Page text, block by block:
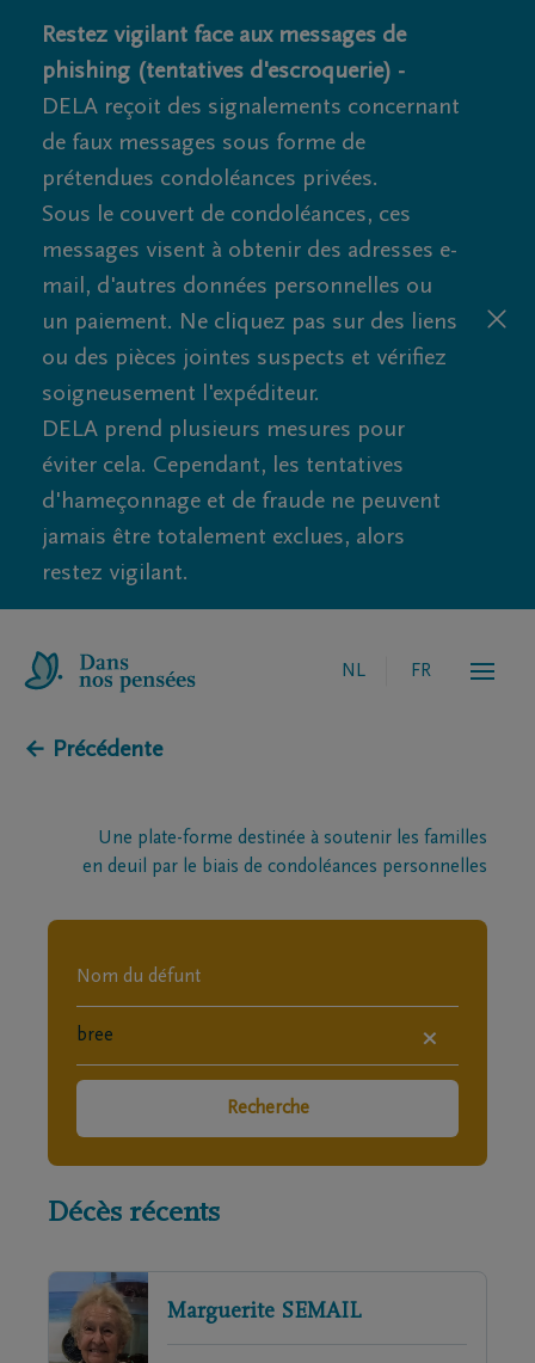
Restez vigilant face aux messages de
phishing (tentatives d'escroquerie) -
DELA reçoit des signalements concernant
de faux messages sous forme de
prétendues condoléances privées.
Sous le couvert de condoléances, ces
messages visent à obtenir des adresses e-
mail, d'autres données personnelles ou
un paiement. Ne cliquez pas sur des liens
ou des pièces jointes suspects et vérifiez
soigneusement l'expéditeur.
DELA prend plusieurs mesures pour
éviter cela. Cependant, les tentatives
d'hameçonnage et de fraude ne peuvent
jamais être totalement exclues, alors
restez vigilant.
NL FR
← Précédente
Une plate-forme destinée à soutenir les familles
en deuil par le biais de condoléances personnelles
×
Recherche
Décès récents
Marguerite SEMAIL